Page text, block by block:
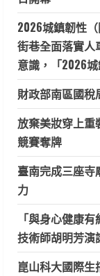
2026城鎮韌性
街巷全面落實人
意識，「2026城
財政部南區國稅
放棄美妝穿上重
競賽奪牌
臺南完成三座
力
「與身心健康
技術師胡明芳演
崑山科大國際